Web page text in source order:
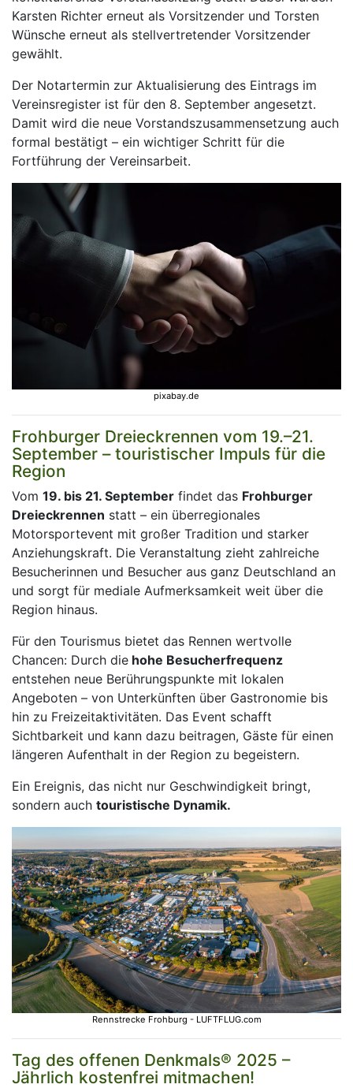
Karsten Richter erneut als Vorsitzender und Torsten
Wünsche erneut als stellvertretender Vorsitzender
gewählt.
Der Notartermin zur Aktualisierung des Eintrags im
Vereinsregister ist für den 8. September angesetzt.
Damit wird die neue Vorstandszusammensetzung auch
formal bestätigt – ein wichtiger Schritt für die
Fortführung der Vereinsarbeit.
pixabay.de
Frohburger Dreieckrennen vom 19.–21.
September – touristischer Impuls für die
Region
Vom 19. bis 21. September findet das Frohburger
Dreieckrennen statt – ein überregionales
Motorsportevent mit großer Tradition und starker
Anziehungskraft. Die Veranstaltung zieht zahlreiche
Besucherinnen und Besucher aus ganz Deutschland an
und sorgt für mediale Aufmerksamkeit weit über die
Region hinaus.
Für den Tourismus bietet das Rennen wertvolle
Chancen: Durch die hohe Besucherfrequenz
entstehen neue Berührungspunkte mit lokalen
Angeboten – von Unterkünften über Gastronomie bis
hin zu Freizeitaktivitäten. Das Event schafft
Sichtbarkeit und kann dazu beitragen, Gäste für einen
längeren Aufenthalt in der Region zu begeistern.
Ein Ereignis, das nicht nur Geschwindigkeit bringt,
sondern auch touristische Dynamik.
Rennstrecke Frohburg - LUFTFLUG.com
Tag des offenen Denkmals® 2025 –
Jährlich kostenfrei mitmachen!